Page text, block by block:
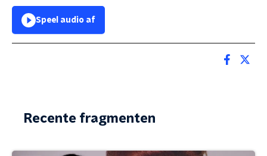
Speel audio af
Recente fragmenten